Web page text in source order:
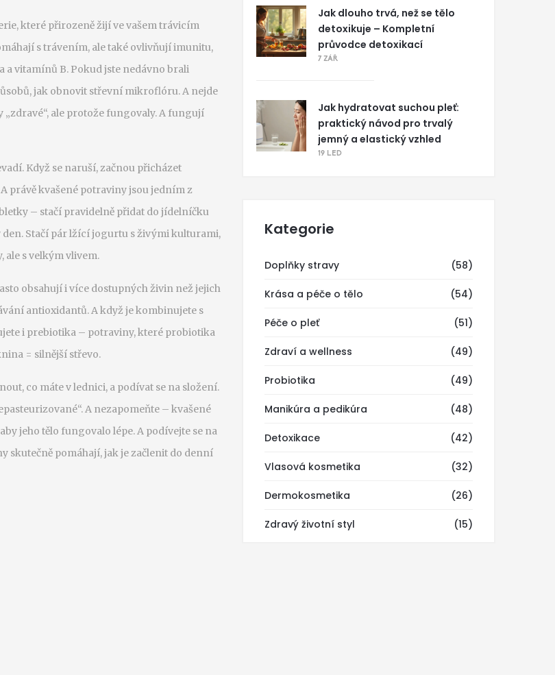
které přirozeně žijí ve vašem trávicím
s trávením, ale také ovlivňují imunitu,
a vitamínů B. Pokud jste nedávno brali
jak obnovit střevní mikroflóru. A nejde
ale protože fungovaly. A fungují
Když se naruší, začnou přicházet
právě kvašené potraviny jsou jedním z
– stačí pravidelně přidat do jídelníčku
den. Stačí pár lžící jogurtu s živými kulturami,
ale s velkým vlivem.
obsahují i více dostupných živin než jejich
antioxidantů. A když je kombinujete s
i prebiotika – potraviny, které probiotika
= silnější střevo.
co máte v lednici, a podívat se na složení.
A nezapomeňte – kvašené
jeho tělo fungovalo lépe. A podívejte se na
skutečně pomáhají, jak je začlenit do denní
Jak dlouho trvá, než se tělo
detoxikuje – Kompletní
průvodce detoxikací
7 ZÁŘ
Jak hydratovat suchou pleť:
praktický návod pro trvalý
jemný a elastický vzhled
19 LED
Kategorie
Doplňky stravy (58)
Krása a péče o tělo (54)
Péče o pleť (51)
Zdraví a wellness (49)
Probiotika (49)
Manikúra a pedikúra (48)
Detoxikace (42)
Vlasová kosmetika (32)
Dermokosmetika (26)
Zdravý životní styl (15)